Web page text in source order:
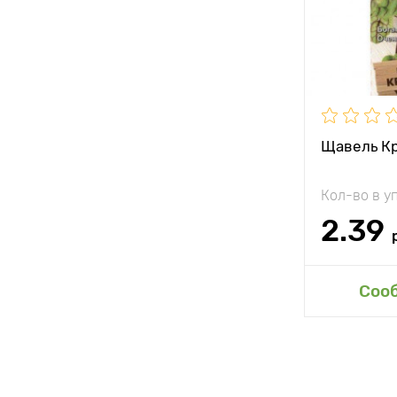
Щавель
Кол-во в
2.39
Растояние
растениями
Период